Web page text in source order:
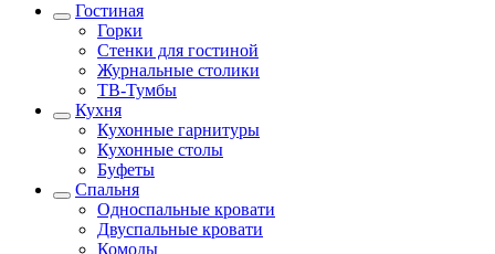
Гостиная
Горки
Стенки для гостиной
Журнальные столики
TВ-Тумбы
Кухня
Кухонные гарнитуры
Кухонные столы
Буфеты
Спальня
Односпальные кровати
Двуспальные кровати
Комоды